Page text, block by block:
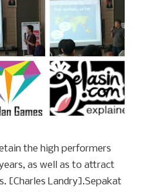
the high performers
as well as to attract
[Charles Landry].Sepakat